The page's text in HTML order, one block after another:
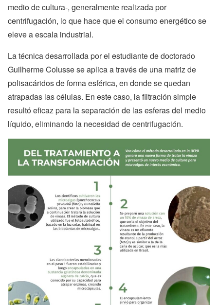
medio de cultura-, generalmente realizada por
centrifugación, lo que hace que el consumo energético se
eleve a escala industrial.
La técnica desarrollada por el estudiante de doctorado
Guilherme Colusse se aplica a través de una matriz de
polisacáridos de forma esférica, en donde se quedan
atrapadas las células. En este caso, la filtración simple
resultó eficaz para la separación de las esferas del medio
líquido, eliminando la necesidad de centrifugación.